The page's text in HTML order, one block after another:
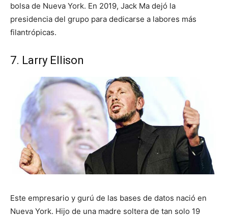
bolsa de Nueva York. En 2019, Jack Ma dejó la
presidencia del grupo para dedicarse a labores más
filantrópicas.
7. Larry Ellison
Este empresario y gurú de las bases de datos nació en
Nueva York. Hijo de una madre soltera de tan solo 19